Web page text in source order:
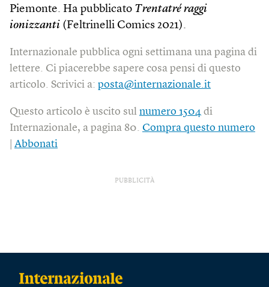
Piemonte. Ha pubblicato Trentatré raggi
ionizzanti (Feltrinelli Comics 2021).
Internazionale pubblica ogni settimana una pagina di
lettere. Ci piacerebbe sapere cosa pensi di questo
articolo. Scrivici a: posta@internazionale.it
Questo articolo è uscito sul numero 1504 di
Internazionale, a pagina 80. Compra questo numero
Abbonati
PUBBLICITÀ